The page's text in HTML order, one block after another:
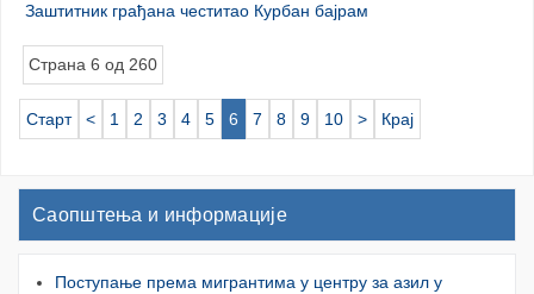
Заштитник грађана честитао Курбан бајрам
Страна 6 од 260
Старт < 1 2 3 4 5 6 7 8 9 10 > Крај
Саопштења и информације
Поступање према мигрантима у центру за азил у